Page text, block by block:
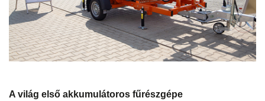
A világ első akkumulátoros fűrészgépe